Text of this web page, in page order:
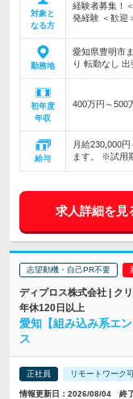
対象と
なる方
経験者募集！
発経験 ＜歓迎
勤務地
愛知県豊明市
り 転勤なし
初年度
年収
400万円～500
給与
月給230,000
ます。 ※試用
求人詳細を見
志望動機・自己PR不要
ディプロス株式会社 | ク
年休120日以上
愛知【組み込み系エ
ス
正社員 リモートワーク
情報更新日：2026/08/04 終